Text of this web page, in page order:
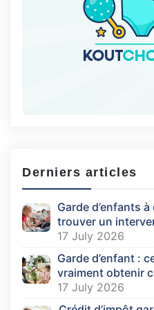
Derniers articles
Garde d’enfants
trouver un
17 July 2026
Garde d’enfant :
vraiment obtenir
17 July 2026